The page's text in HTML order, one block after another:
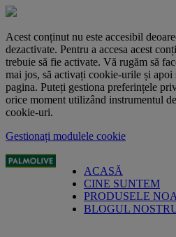
Acest conținut nu este accesibil
dezactivate. Pentru a accesa acest
trebuie să fie activate. Vă rugăm să
mai jos, să activați cookie-urile și apoi
pagina. Puteți gestiona preferințele
orice moment utilizând instrumentul
cookie-uri.
Gestionați modulele cookie
ACASĂ
CINE SUNTEM
PRODUSELE
BLOGUL